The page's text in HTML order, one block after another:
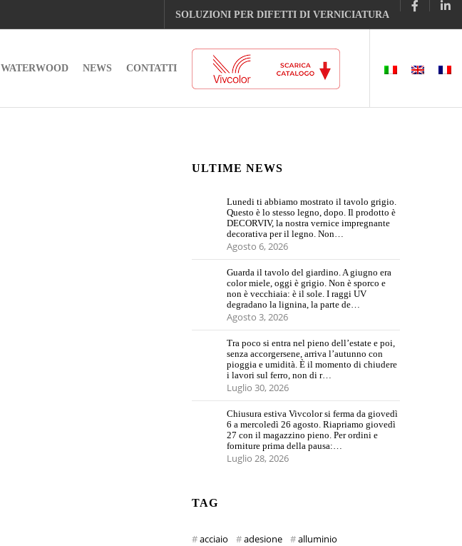
SOLUZIONI PER DIFETTI DI VERNICIATURA
WATERWOOD NEWS CONTATTI
ULTIME NEWS
Lunedi ti abbiamo mostrato il tavolo grigio.
Questo è lo stesso legno, dopo. Il prodotto è
DECORVIV, la nostra vernice impregnante
decorativa per il legno. Non…
Agosto 6, 2026
Guarda il tavolo del giardino. A giugno era
color miele, oggi è grigio. Non è sporco e
non è vecchiaia: è il sole. I raggi UV
degradano la lignina, la parte de…
Agosto 3, 2026
Tra poco si entra nel pieno dell’estate e poi,
senza accorgersene, arriva l’autunno con
pioggia e umidità. È il momento di chiudere
i lavori sul ferro, non di r…
Luglio 30, 2026
Chiusura estiva Vivcolor si ferma da giovedì
6 a mercoledì 26 agosto. Riapriamo giovedì
27 con il magazzino pieno. Per ordini e
forniture prima della pausa:…
Luglio 28, 2026
TAG
acciaio adesione
alluminio